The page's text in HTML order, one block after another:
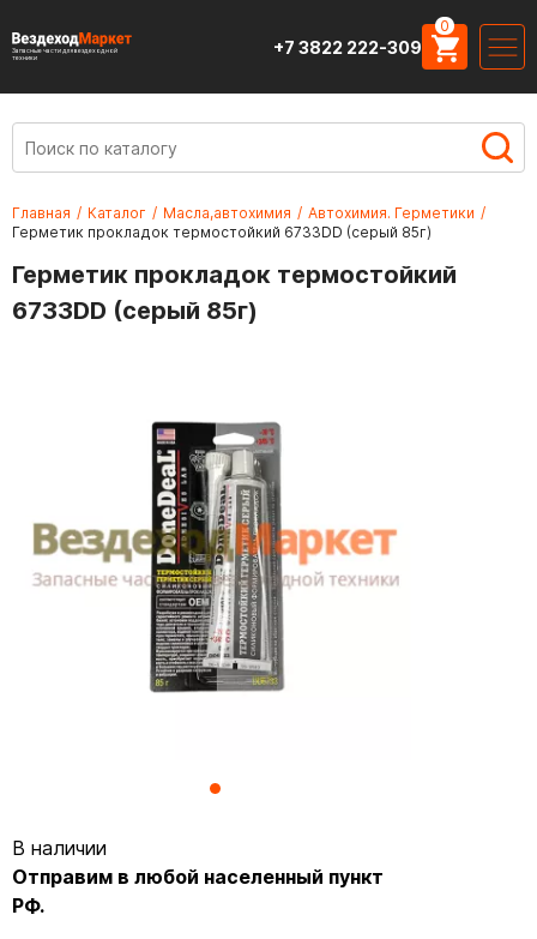
Запасные части для вездеходной
техники
+7 3822 222-309
0
Главная / Каталог / Масла,автохимия / Автохимия. Герметики /
Герметик прокладок термостойкий 6733DD (серый 85г)
Герметик прокладок термостойкий
6733DD (серый 85г)
В наличии
Отправим в любой населенный пункт
РФ.